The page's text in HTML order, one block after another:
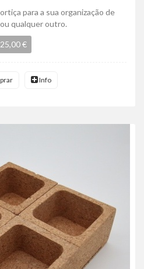
para a sua organização de
qualquer outro.
25,00 €
Info